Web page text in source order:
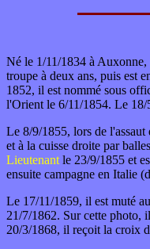
Né le 1/11/1834 à
troupe à deux ans, puis est
1852, il est nommé sous
l'Orient le 6/11/1854. Le 18/
Le 8/9/1855, lors de l'assaut
et à la cuisse droite par
Lieutenant le 23/9/1855 et
ensuite campagne en Italie
Le 17/11/1859, il est muté au
21/7/1862. Sur cette photo,
20/3/1868, il reçoit la croix